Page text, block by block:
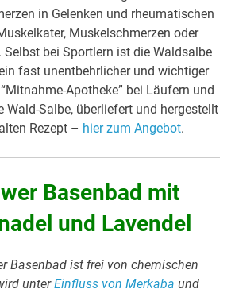
in Gelenken und rheumatischen
Muskelschmerzen oder
Selbst bei Sportlern ist die Waldsalbe
fast unentbehrlicher und wichtiger
Apotheke” bei Läufern und
Wald-Salbe, überliefert und hergestellt
Rezept – hier zum Angebot.
Basenbad mit
und Lavendel
Basenbad ist frei von chemischen
unterEinfluss von Merkaba und